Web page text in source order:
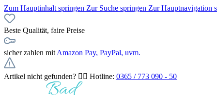
Zum Hauptinhalt springen Zur Suche springen Zur Hauptnavigation
Beste Qualität, faire Preise
sicher zahlen mit Amazon Pay, PayPal, uvm.
Artikel nicht gefunden? 👉🏻 Hotline: 0365 / 773 090 - 50